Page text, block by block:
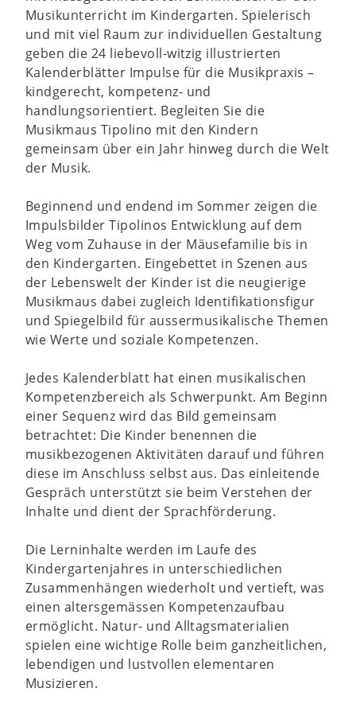
Musikunterricht im Kindergarten. Spielerisch
und mit viel Raum zur individuellen Gestaltung
geben die 24 liebevoll-witzig illustrierten
Kalenderblätter Impulse für die Musikpraxis –
kindgerecht, kompetenz- und
handlungsorientiert. Begleiten Sie die
Musikmaus Tipolino mit den Kindern
gemeinsam über ein Jahr hinweg durch die Welt
der Musik.
Beginnend und endend im Sommer zeigen die
Impulsbilder Tipolinos Entwicklung auf dem
Weg vom Zuhause in der Mäusefamilie bis in
den Kindergarten. Eingebettet in Szenen aus
der Lebenswelt der Kinder ist die neugierige
Musikmaus dabei zugleich Identifikationsfigur
und Spiegelbild für aussermusikalische Themen
wie Werte und soziale Kompetenzen.
Jedes Kalenderblatt hat einen musikalischen
Kompetenzbereich als Schwerpunkt. Am Beginn
einer Sequenz wird das Bild gemeinsam
betrachtet: Die Kinder benennen die
musikbezogenen Aktivitäten darauf und führen
diese im Anschluss selbst aus. Das einleitende
Gespräch unterstützt sie beim Verstehen der
Inhalte und dient der Sprachförderung.
Die Lerninhalte werden im Laufe des
Kindergartenjahres in unterschiedlichen
Zusammenhängen wiederholt und vertieft, was
einen altersgemässen Kompetenzaufbau
ermöglicht. Natur- und Alltagsmaterialien
spielen eine wichtige Rolle beim ganzheitlichen,
lebendigen und lustvollen elementaren
Musizieren.